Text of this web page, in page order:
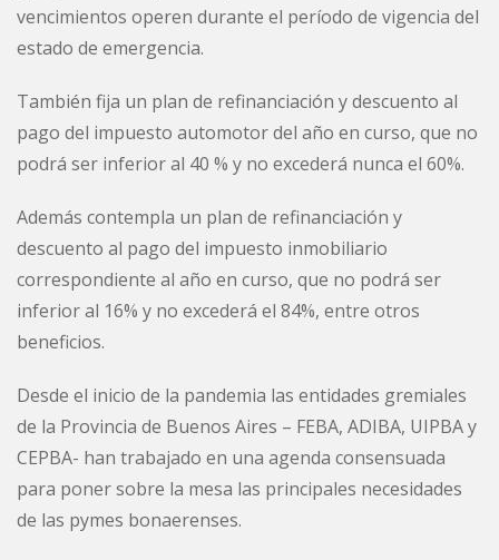
vencimientos operen durante el período de vigencia del
estado de emergencia.
También fija un plan de refinanciación y descuento al
pago del impuesto automotor del año en curso, que no
podrá ser inferior al 40 % y no excederá nunca el 60%.
Además contempla un plan de refinanciación y
descuento al pago del impuesto inmobiliario
correspondiente al año en curso, que no podrá ser
inferior al 16% y no excederá el 84%, entre otros
beneficios.
Desde el inicio de la pandemia las entidades gremiales
de la Provincia de Buenos Aires – FEBA, ADIBA, UIPBA y
CEPBA- han trabajado en una agenda consensuada
para poner sobre la mesa las principales necesidades
de las pymes bonaerenses.